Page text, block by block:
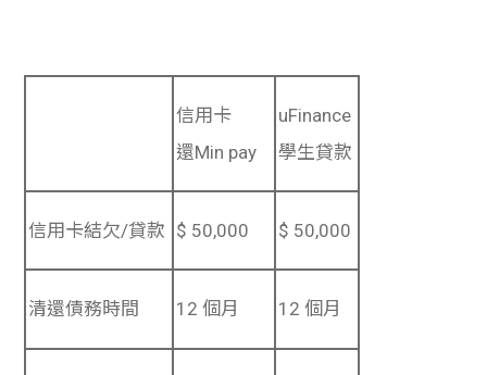
信用卡
還Min pay
uFinance
學生貸款
信用卡結欠/貸款 $ 50,000 $ 50,000
清還債務時間 12 個月 12 個月